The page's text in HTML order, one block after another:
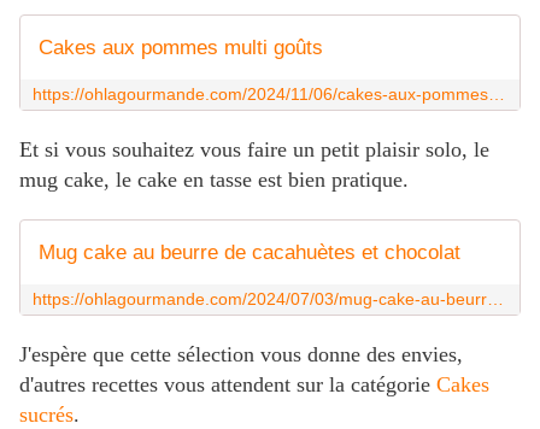
Cakes aux pommes multi goûts
Et si vous souhaitez vous faire un petit plaisir solo, le
mug cake, le cake en tasse est bien pratique.
Mug cake au beurre de cacahuètes et chocolat
J'espère que cette sélection vous donne des envies,
d'autres recettes vous attendent sur la catégorie Cakes
sucrés.